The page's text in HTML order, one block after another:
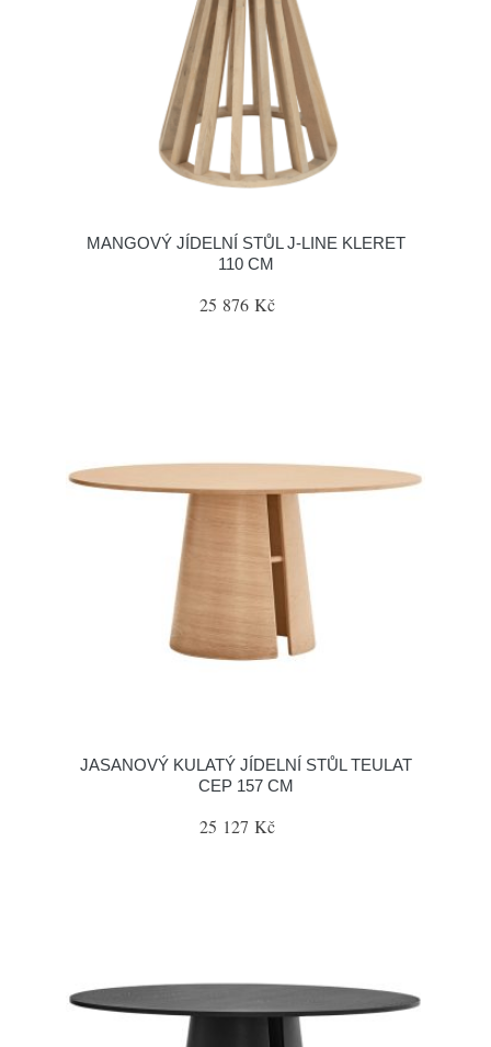
MANGOVÝ JÍDELNÍ STŮL J-LINE KLERET
110 CM
25 876 Kč
JASANOVÝ KULATÝ JÍDELNÍ STŮL TEULAT
CEP 157 CM
25 127 Kč